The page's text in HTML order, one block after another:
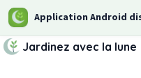
Application Android
Jardinez avec la lune